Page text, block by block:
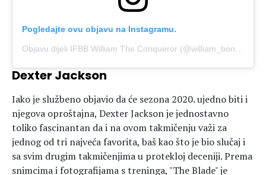
Pogledajte ovu objavu na Instagramu.
Dexter Jackson
Iako je službeno objavio da će sezona 2020. ujedno biti i
njegova oproštajna, Dexter Jackson je jednostavno
toliko fascinantan da i na ovom takmičenju važi za
jednog od tri najveća favorita, baš kao što je bio slučaj i
sa svim drugim takmičenjima u protekloj deceniji. Prema
snimcima i fotografijama s treninga, "The Blade" je